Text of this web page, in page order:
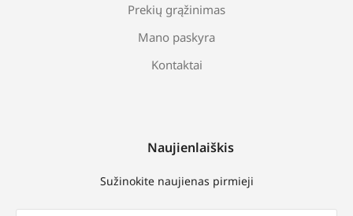
Prekių grąžinimas
Mano paskyra
Kontaktai
Naujienlaiškis
Sužinokite naujienas pirmieji